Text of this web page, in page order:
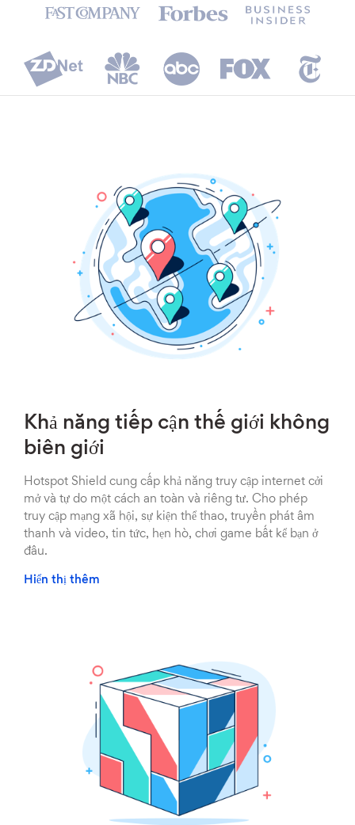
Khả năng tiếp cận thế giới không
biên giới
Hotspot Shield cung cấp khả năng truy cập internet cởi
mở và tự do một cách an toàn và riêng tư. Cho phép
truy cập mạng xã hội, sự kiện thể thao, truyền phát âm
thanh và video, tin tức, hẹn hò, chơi game bất kể bạn ở
đâu.
Hiển thị thêm